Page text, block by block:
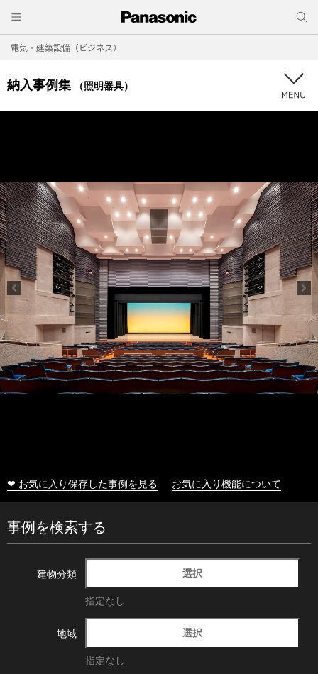
電気・建築設備（ビジネス）
納入事例集 （照明器具）
❤ お気に入り保存した事例を見る お気に入り機能について
事例を検索する
建物分類 選択
指定なし
地域 選択
指定なし